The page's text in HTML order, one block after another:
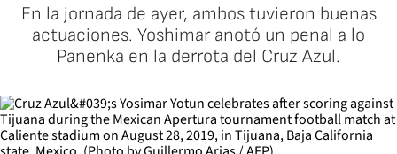
En la jornada de ayer, ambos tuvieron buenas
actuaciones. Yoshimar anotó un penal a lo
Panenka en la derrota del Cruz Azul.